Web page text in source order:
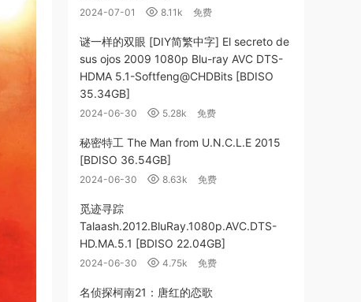
2024-07-01 8.11k 免费
谜一样的双眼 [DIY简繁中字] El secreto de
sus ojos 2009 1080p Blu-ray AVC DTS-
HDMA 5.1-Softfeng@CHDBits [BDISO
35.34GB]
2024-06-30 5.28k 免费
秘密特工 The Man from U.N.C.L.E 2015
[BDISO 36.54GB]
2024-06-30 8.63k 免费
觅迹寻踪
Talaash.2012.BluRay.1080p.AVC.DTS-
HD.MA.5.1 [BDISO 22.04GB]
2024-06-30 4.75k 免费
名侦探柯南21：唐红的恋歌